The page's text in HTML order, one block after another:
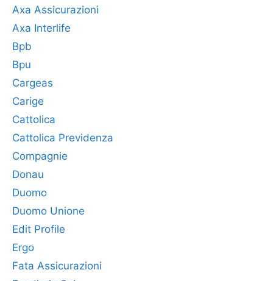
Axa Assicurazioni
Axa Interlife
Bpb
Bpu
Cargeas
Carige
Cattolica
Cattolica Previdenza
Compagnie
Donau
Duomo
Duomo Unione
Edit Profile
Ergo
Fata Assicurazioni